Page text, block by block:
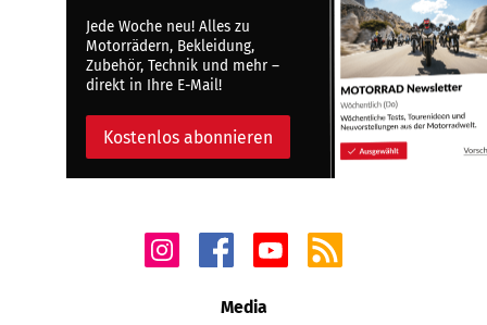
Jede Woche neu! Alles zu
Motorrädern, Bekleidung,
Zubehör, Technik und mehr –
direkt in Ihre E-Mail!
Kostenlos abonnieren
Media